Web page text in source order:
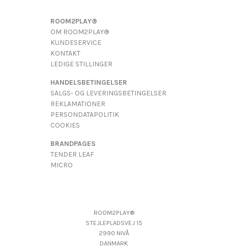
ROOM2PLAY®
OM ROOM2PLAY®
KUNDESERVICE
KONTAKT
LEDIGE STILLINGER
HANDELSBETINGELSER
SALGS- OG LEVERINGSBETINGELSER
REKLAMATIONER
PERSONDATAPOLITIK
COOKIES
BRANDPAGES
TENDER LEAF
MICRO
ROOM2PLAY®
STEJLEPLADSVEJ 15
2990 NIVÅ
DANMARK